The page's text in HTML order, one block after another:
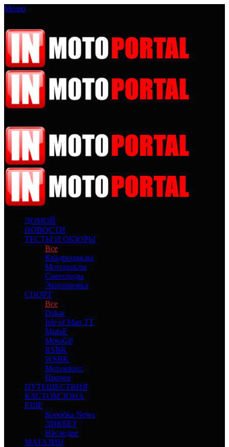
Меню
ДОМОЙ
НОВОСТИ
ТЕСТЫ И ОБЗОРЫ
Все
Квадроциклы
Мотоциклы
Снегоходы
Экипировка
СПОРТ
Все
Dakar
Isle of Man TT
MotoE
MotoGP
RSBK
WSBK
Мотокросс
Прочее
ПУТЕШЕСТВИЯ
КАСТОМ ЗОНА
ЕЩЕ
Коробка News
ЛИКБЕЗ
Наследие
МАГАЗИН